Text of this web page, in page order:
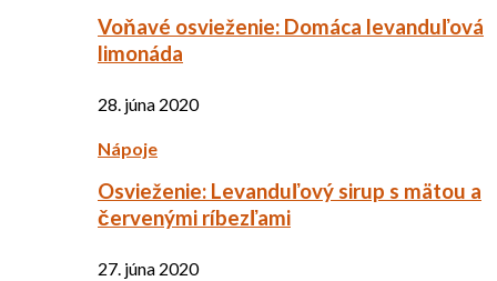
Voňavé osvieženie: Domáca levanduľová
limonáda
28. júna 2020
Nápoje
Osvieženie: Levanduľový sirup s mätou a
červenými ríbezľami
27. júna 2020